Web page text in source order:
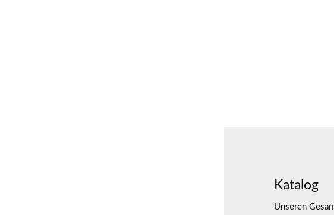
Katalog
Unseren